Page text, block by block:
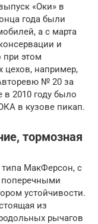
«Оки» в
года были
а с марта
и
при этом
цехов, например,
№ 20 за
в 2010 году было
в кузове пикап.
тормозная
МакФерсон, с
поперечными
устойчивости.
из
рычагов